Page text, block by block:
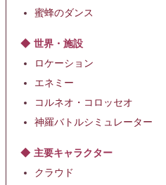
蜜蜂のダンス
世界・施設
ロケーション
エネミー
コルネオ・コロッセオ
神羅バトルシミュレーター
主要キャラクター
クラウド